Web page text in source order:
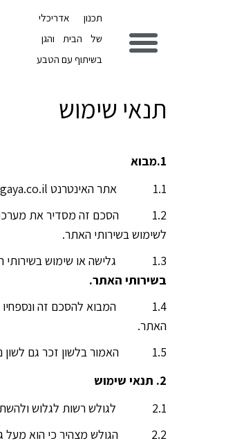
תכנון אדריכלי
של הבית והגן
בשיתוף עם הטבע
תנאי שימוש
1.מבוא
1.1 אתר האינטרנט sagaya.co.il (להלן: "האתר") הנו בבעלות פרטית.
1.2 הסכם זה מסדיר את מערכת
לשימוש בשירותי האתר.
1.3 גלישה או שימוש בשירותי האתר מהווה הסכמה לאמור בהסכם זה –
בשירותי האתר.
1.4 המבוא להסכם זה ונספחיו
האתר.
1.5 האמור בלשון זכר גם לשון נקבה במשמע ולהפך, האמור בלשון יחיד גם לשון רבים במשמע ולהפך.
2. תנאי שימוש
2.1 לגולש רשות לגלוש ולהשתמש בשירותי האתר בכפוף לאמור בהסכם זה.
2.2 הגולש מצהיר כי הוא מעל גיל 18 ובעל כשרות משפטית להתקשר עם בעלי האתר בהסכם זה.